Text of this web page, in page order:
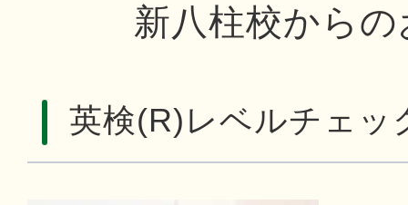
新八柱校から
英検(R)レベルチェッ